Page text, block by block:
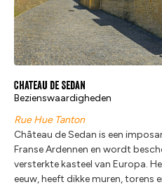
Chateau de Sedan
Bezienswaardigheden
Rue Hue Tanton
Château de Sedan is een
Franse Ardennen en wordt
versterkte kasteel van Europa.
eeuw, heeft dikke muren, torens